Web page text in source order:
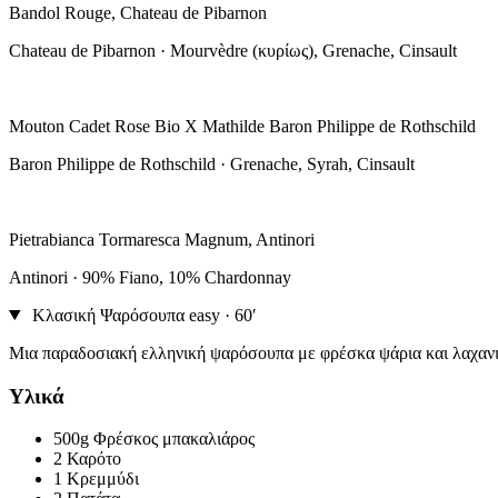
Bandol Rouge, Chateau de Pibarnon
Chateau de Pibarnon · Mourvèdre (κυρίως), Grenache, Cinsault
Mouton Cadet Rose Bio X Mathilde Baron Philippe de Rothschild
Baron Philippe de Rothschild · Grenache, Syrah, Cinsault
Pietrabianca Tormaresca Magnum, Antinori
Antinori · 90% Fiano, 10% Chardonnay
Κλασική Ψαρόσουπα easy · 60′
Μια παραδοσιακή ελληνική ψαρόσουπα με φρέσκα ψάρια και
Υλικά
500g Φρέσκος μπακαλιάρος
2 Καρότο
1 Κρεμμύδι